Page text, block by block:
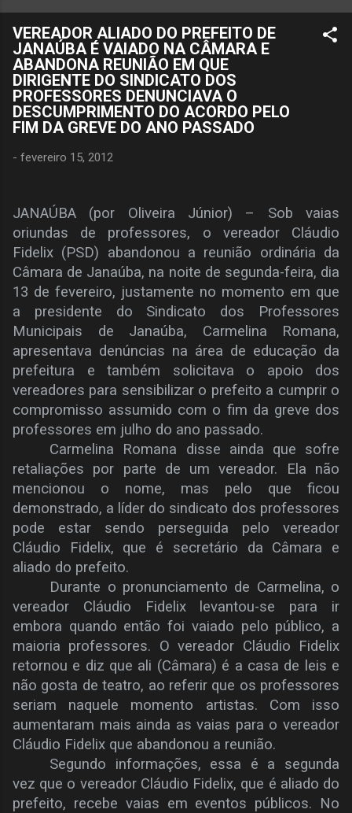
VEREADOR ALIADO DO PREFEITO DE
JANAÚBA É VAIADO NA CÂMARA E
ABANDONA REUNIÃO EM QUE
DIRIGENTE DO SINDICATO DOS
PROFESSORES DENUNCIAVA O
DESCUMPRIMENTO DO ACORDO PELO
FIM DA GREVE DO ANO PASSADO
- fevereiro 15, 2012
JANAÚBA (por Oliveira Júnior) – Sob vaias
oriundas de professores, o vereador Cláudio
Fidelix (PSD) abandonou a reunião ordinária da
Câmara de Janaúba, na noite de segunda-feira, dia
13 de fevereiro, justamente no momento em que
a presidente do Sindicato dos Professores
Municipais de Janaúba, Carmelina Romana,
apresentava denúncias na área de educação da
prefeitura e também solicitava o apoio dos
vereadores para sensibilizar o prefeito a cumprir o
compromisso assumido com o fim da greve dos
professores em julho do ano passado.
Carmelina Romana disse ainda que sofre
retaliações por parte de um vereador. Ela não
mencionou o nome, mas pelo que ficou
demonstrado, a líder do sindicato dos professores
pode estar sendo perseguida pelo vereador
Cláudio Fidelix, que é secretário da Câmara e
aliado do prefeito.
Durante o pronunciamento de Carmelina, o
vereador Cláudio Fidelix levantou-se para ir
embora quando então foi vaiado pelo público, a
maioria professores. O vereador Cláudio Fidelix
retornou e diz que ali (Câmara) é a casa de leis e
não gosta de teatro, ao referir que os professores
seriam naquele momento artistas. Com isso
aumentaram mais ainda as vaias para o vereador
Cláudio Fidelix que abandonou a reunião.
Segundo informações, essa é a segunda
vez que o vereador Cláudio Fidelix, que é aliado do
prefeito, recebe vaias em eventos públicos. No